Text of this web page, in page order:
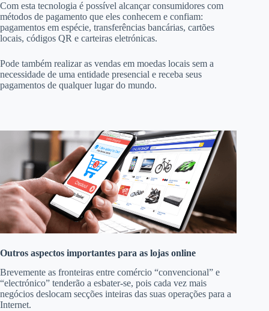
Com esta tecnologia é possível alcançar consumidores com
métodos de pagamento que eles conhecem e confiam:
pagamentos em espécie, transferências bancárias, cartões
locais, códigos QR e carteiras eletrónicas.
Pode também realizar as vendas em moedas locais sem a
necessidade de uma entidade presencial e receba seus
pagamentos de qualquer lugar do mundo.
Outros aspectos importantes para as lojas online
Brevemente as fronteiras entre comércio “convencional” e
“electrónico” tenderão a esbater-se, pois cada vez mais
negócios deslocam secções inteiras das suas operações para a
Internet.